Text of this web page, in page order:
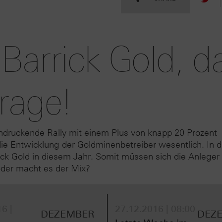
Gold,
Rally mit einem Plus von knapp 20 Prozent
Entwicklung der Goldminenbetreiber wesentlich. In
Gold in diesem Jahr. Somit müssen sich die Anleger
macht es der Mix?
DEZEMBER